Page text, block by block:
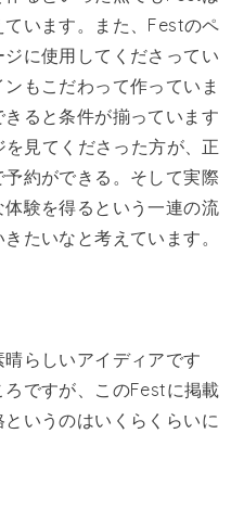
います。また、Festのペ
に使用してくださってい
もこだわって作っていま
ると条件が揃っています
見てくださった方が、正
約ができる。そして実際
験を得るという一連の流
たいなと考えています。
らしいアイディアです
ですが、このFestに掲載
いうのはいくらくらいに